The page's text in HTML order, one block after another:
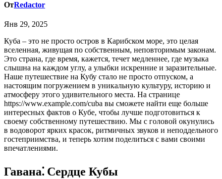
ОтRedactor
Янв 29, 2025
Куба – это не просто остров в Карибском море, это целая
вселенная, живущая по собственным, неповторимым законам.
Это страна, где время, кажется, течет медленнее, где музыка
слышна на каждом углу, а улыбки искренние и заразительные.
Наше путешествие на Кубу стало не просто отпуском, а
настоящим погружением в уникальную культуру, историю и
атмосферу этого удивительного места. На странице
https://www.example.com/cuba вы сможете найти еще больше
интересных фактов о Кубе, чтобы лучше подготовиться к
своему собственному путешествию. Мы с головой окунулись
в водоворот ярких красок, ритмичных звуков и неподдельного
гостеприимства, и теперь хотим поделиться с вами своими
впечатлениями.
Гавана⁚ Сердце Кубы